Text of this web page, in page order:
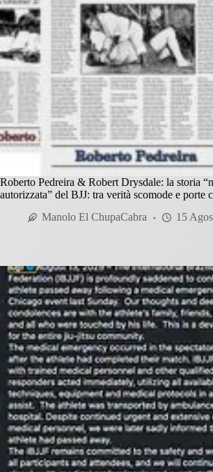
Roberto Pedreira & Robert Drysdale: la storia
autorizzata” del BJJ: tra verità scomode e porte
Manolo El ChupaCabra
15